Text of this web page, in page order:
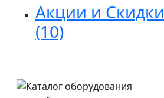
Акции и Скидки
(10)